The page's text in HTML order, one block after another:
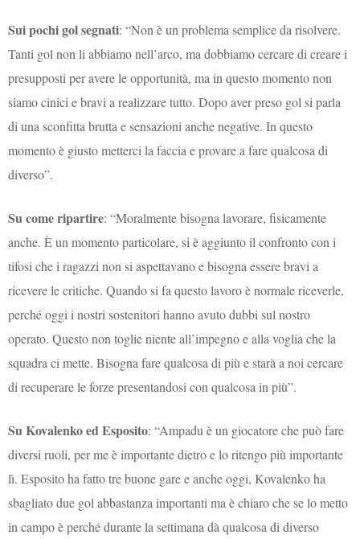
Sui pochi gol segnati: “Non è un problema semplice da risolvere.
Tanti gol non li abbiamo nell’arco, ma dobbiamo cercare di creare i
presupposti per avere le opportunità, ma in questo momento non
siamo cinici e bravi a realizzare tutto. Dopo aver preso gol si parla
di una sconfitta brutta e sensazioni anche negative. In questo
momento è giusto metterci la faccia e provare a fare qualcosa di
diverso”.
Su come ripartire: “Moralmente bisogna lavorare, fisicamente
anche. È un momento particolare, si è aggiunto il confronto con i
tifosi che i ragazzi non si aspettavano e bisogna essere bravi a
ricevere le critiche. Quando si fa questo lavoro è normale riceverle,
perché oggi i nostri sostenitori hanno avuto dubbi sul nostro
operato. Questo non toglie niente all’impegno e alla voglia che la
squadra ci mette. Bisogna fare qualcosa di più e starà a noi cercare
di recuperare le forze presentandosi con qualcosa in più”.
Su Kovalenko ed Esposito: “Ampadu è un giocatore che può fare
diversi ruoli, per me è importante dietro e lo ritengo più importante
lì. Esposito ha fatto tre buone gare e anche oggi, Kovalenko ha
sbagliato due gol abbastanza importanti ma è chiaro che se lo metto
in campo è perché durante la settimana dà qualcosa di diverso